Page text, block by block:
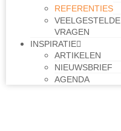
REFERENTIES
VEELGESTELDE
VRAGEN
INSPIRATIE
ARTIKELEN
NIEUWSBRIEF
AGENDA